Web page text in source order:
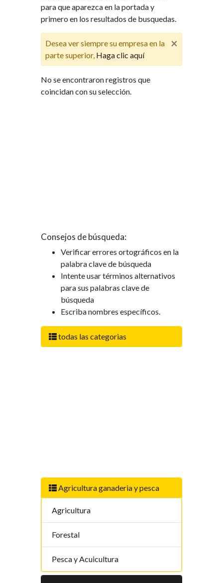
todas las categorias
Agricultura ganaderia y pesca
Agricultura
Forestal
Pesca y Acuicultura
para que aparezca en la portada y
primero en los resultados de busquedas.
×
Desea ver siempre su empresa en la
parte superior, Haga clic aquí
No se encontraron registros que
coincidan con su selección.
Consejos de búsqueda:
Verificar errores ortográficos en la
palabra clave de búsqueda
Intente usar términos alternativos
para sus palabras clave de
búsqueda
Escriba nombres específicos.